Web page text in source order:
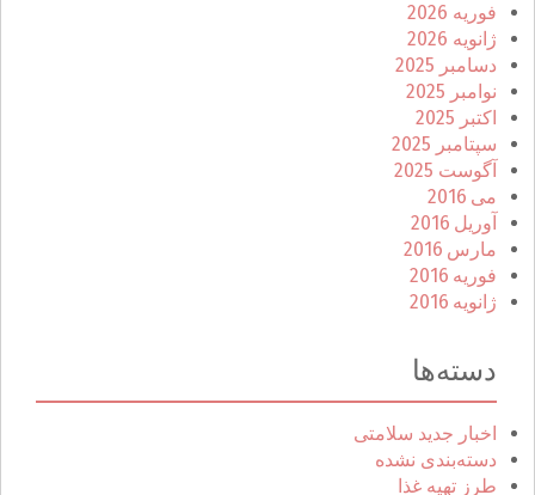
فوریه 2026
ژانویه 2026
دسامبر 2025
نوامبر 2025
اکتبر 2025
سپتامبر 2025
آگوست 2025
می 2016
آوریل 2016
مارس 2016
فوریه 2016
ژانویه 2016
دسته‌ها
اخبار جدید سلامتی
دسته‌بندی نشده
طرز تهیه غذا